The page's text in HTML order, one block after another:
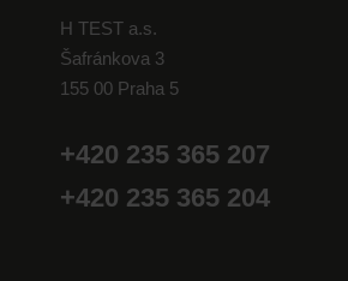
H TEST a.s.
Šafránkova 3
155 00 Praha 5
+420 235 365 207
+420 235 365 204